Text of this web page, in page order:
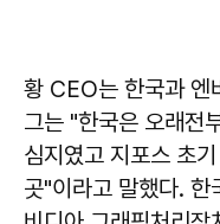
황 CEO는 한국과 엔
그는 "한국은 오래전
심지였고 지포스 초
곳"이라고 말했다.